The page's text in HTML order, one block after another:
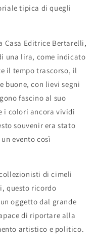
tipica di quegli
Casa Editrice Bertarelli,
una lira, come indicato
il tempo trascorso, il
buone, con lievi segni
fascino al suo
i colori ancora vividi
souvenir era stato
evento così
di cimeli
questo ricordo
un oggetto dal grande
di riportare alla
artistico e politico.